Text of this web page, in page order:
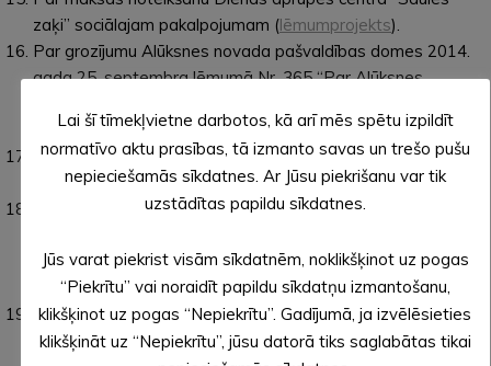
zaķi” sociālajam pakalpojumam (lēmumprojekts).
Par grozījumu Alūksnes novada pašvaldības domes 2014.
gada 25. septembra lēmumā Nr. 365 “Par Alūksnes
lēmumprojekts).
Par ēdināšanas pakalpojuma maksu Alsviķu pirmsskolas
izglītības iestādē “Saulīte” (lēmumprojekts).
Par grozījumiem Alūksnes novada pašvaldības domes
atlīdzību Alsviķu pirmsskolas izglītības iestādei “Saulīte””
lēmumprojekts).
Par līdzekļu izdalīšanu no budžeta līdzekļiem
neparedzētiem gadījumiem pedagogu darba samaksas un
Lai šī tīmekļvietne darbotos, kā arī mēs spētu izpildīt
normatīvo aktu prasības, tā izmanto savas un trešo pušu
nepieciešamās sīkdatnes. Ar Jūsu piekrišanu var tik
uzstādītas papildu sīkdatnes.
Jūs varat piekrist visām sīkdatnēm, noklikšķinot uz pogas
“Piekrītu” vai noraidīt papildu sīkdatņu izmantošanu,
klikšķinot uz pogas “Nepiekrītu”. Gadījumā, ja izvēlēsieties
klikšķināt uz “Nepiekrītu”, jūsu datorā tiks saglabātas tikai